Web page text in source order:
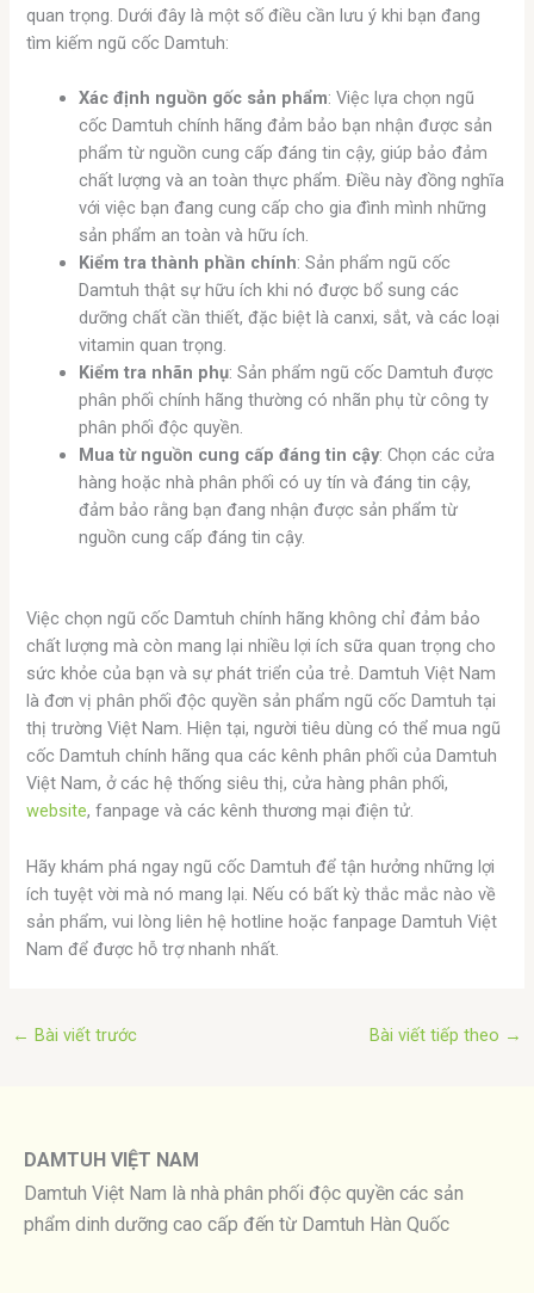
quan trọng. Dưới đây là một số điều cần lưu ý khi bạn đang
tìm kiếm ngũ cốc Damtuh:
Xác định nguồn gốc sản phẩm: Việc lựa chọn ngũ
cốc Damtuh chính hãng đảm bảo bạn nhận được sản
phẩm từ nguồn cung cấp đáng tin cậy, giúp bảo đảm
chất lượng và an toàn thực phẩm. Điều này đồng nghĩa
với việc bạn đang cung cấp cho gia đình mình những
sản phẩm an toàn và hữu ích.
Kiểm tra thành phần chính: Sản phẩm ngũ cốc
Damtuh thật sự hữu ích khi nó được bổ sung các
dưỡng chất cần thiết, đặc biệt là canxi, sắt, và các loại
vitamin quan trọng.
Kiểm tra nhãn phụ: Sản phẩm ngũ cốc Damtuh được
phân phối chính hãng thường có nhãn phụ từ công ty
phân phối độc quyền.
Mua từ nguồn cung cấp đáng tin cậy: Chọn các cửa
hàng hoặc nhà phân phối có uy tín và đáng tin cậy,
đảm bảo rằng bạn đang nhận được sản phẩm từ
nguồn cung cấp đáng tin cậy.
Việc chọn ngũ cốc Damtuh chính hãng không chỉ đảm bảo
chất lượng mà còn mang lại nhiều lợi ích sữa quan trọng cho
sức khỏe của bạn và sự phát triển của trẻ. Damtuh Việt Nam
là đơn vị phân phối độc quyền sản phẩm ngũ cốc Damtuh tại
thị trường Việt Nam. Hiện tại, người tiêu dùng có thể mua ngũ
cốc Damtuh chính hãng qua các kênh phân phối của Damtuh
Việt Nam, ở các hệ thống siêu thị, cửa hàng phân phối,
website, fanpage và các kênh thương mại điện tử.
Hãy khám phá ngay ngũ cốc Damtuh để tận hưởng những lợi
ích tuyệt vời mà nó mang lại. Nếu có bất kỳ thắc mắc nào về
sản phẩm, vui lòng liên hệ hotline hoặc fanpage Damtuh Việt
Nam để được hỗ trợ nhanh nhất.
← Bài viết trước Bài viết tiếp theo →
DAMTUH VIỆT NAM
Damtuh Việt Nam là nhà phân phối độc quyền các sản
phẩm dinh dưỡng cao cấp đến từ Damtuh Hàn Quốc